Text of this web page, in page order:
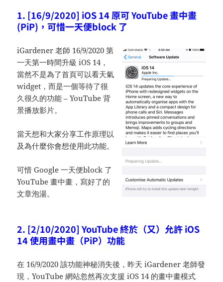
1. [16/9/2020] iOS 14 原可 YouTube 畫中畫
(PiP)，可惜一天便block 了
iGardener 老師 16/9/2020 第
一天第一時間升級 iOS 14，
當然不是為了首頁可以看天氣
widget，而是一個等待了很
久很久的功能 – YouTube 背
景播放影片。
當天想和大家分享工作原理以
及為什麼你會想使用此功能。
可惜 Google 一天便block 了
YouTube 畫中畫，寫好了的
文章泡湯。
2. [2/10/2020] YouTube 終於（又）允許 iOS
14 使用畫中畫（PiP）功能
在 16/9/2020 該功能神秘消失後，昨天 iGardener 老師發
現，YouTube 網站忽然再次支援 iOS 14 的畫中畫模式